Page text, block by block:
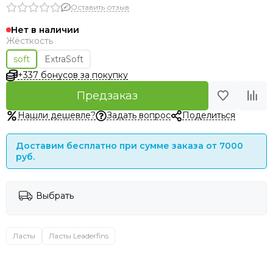
Оставить отзыв
Нет в наличии
Жёсткость
soft
ExtraSoft
+337 бонусов за покупку
Предзаказ
Нашли дешевле? Задать вопрос Поделиться
Доставим бесплатно при сумме заказа от 7000
руб.
Выбрать
Ласты Ласты Leaderfins